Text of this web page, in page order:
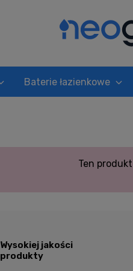
Baterie łazienkowe
Ten
Wysokiej jakości
produkty